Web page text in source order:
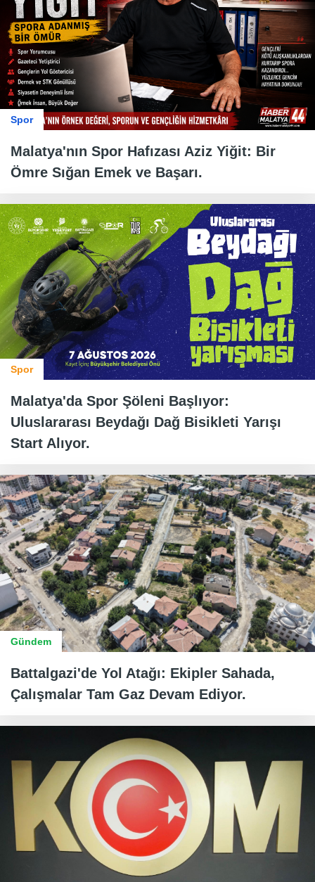
Spor
Malatya'nın Spor Hafızası Aziz Yiğit: Bir
Ömre Sığan Emek ve Başarı.
Spor
Malatya'da Spor Şöleni Başlıyor:
Uluslararası Beydağı Dağ Bisikleti Yarışı
Start Alıyor.
Gündem
Battalgazi'de Yol Atağı: Ekipler Sahada,
Çalışmalar Tam Gaz Devam Ediyor.